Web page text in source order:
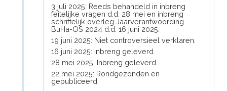
3 juli 2025: Reeds behandeld in inbreng
feitelijke vragen d.d. 28 mei en inbreng
schriftelijk overleg Jaarverantwoording
BuHa-OS 2024 d.d. 16 juni 2025.
19 juni 2025: Niet controversieel verklaren.
16 juni 2025: Inbreng geleverd
28 mei 2025: Inbreng geleverd.
22 mei 2025: Rondgezonden en
gepubliceerd.